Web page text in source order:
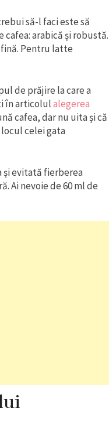
să-l faci este să
arabică și robustă.
fină. Pentru latte
de prăjire la care a
în articolulalegerea
cafea, dar nu uita și că
celei gata
evitată fierberea
Ai nevoie de 60 ml de